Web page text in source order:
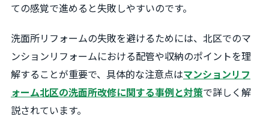
ての感覚で進めると失敗しやすいのです。
洗面所リフォームの失敗を避けるためには、北区でのマ
ンションリフォームにおける配管や収納のポイントを理
解することが重要で、具体的な注意点はマンションリフ
ォーム北区の洗面所改修に関する事例と対策で詳しく解
説されています。